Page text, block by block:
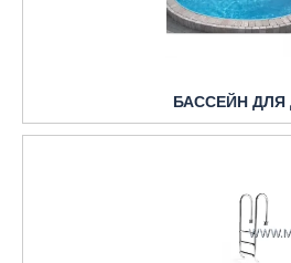
БАССЕЙН ДЛЯ